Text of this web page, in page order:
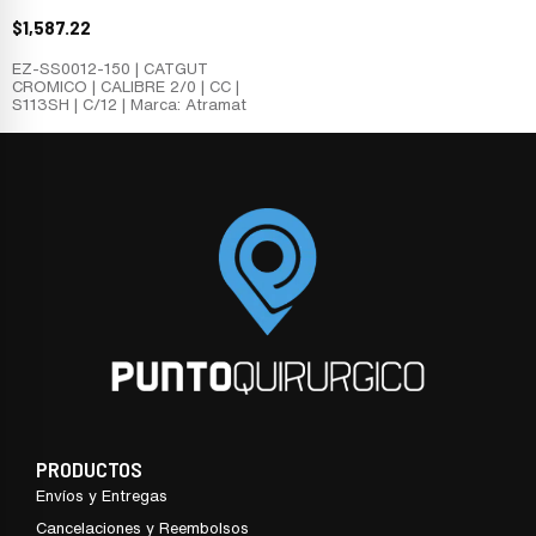
$1,587.22
EZ-SS0012-150 | CATGUT
CROMICO | CALIBRE 2/0 | CC |
S113SH | C/12 | Marca: Atramat
PRODUCTOS
Envíos y Entregas
Cancelaciones y Reembolsos